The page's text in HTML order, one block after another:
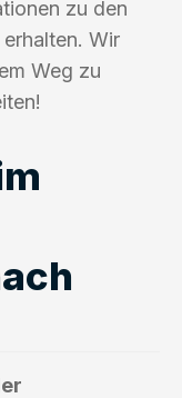
zu den
Wir
Weg zu